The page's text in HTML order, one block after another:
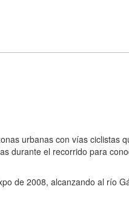
urbanas con vías ciclistas
durante el recorrido para
de 2008, alcanzando al río